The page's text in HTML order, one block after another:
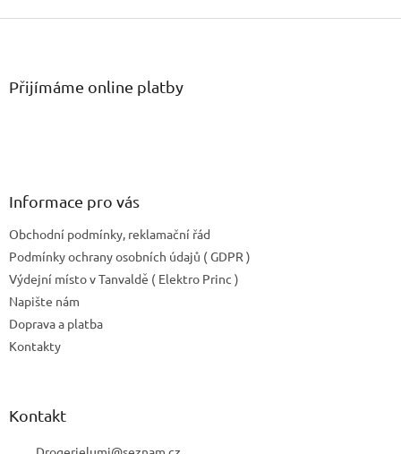
Z
Přijímáme online platby
Informace pro vás
Obchodní podmínky, reklamační řád
Podmínky ochrany osobních údajů ( GDPR )
Výdejní místo v Tanvaldě ( Elektro Princ )
Napište nám
Doprava a platba
Kontakty
Kontakt